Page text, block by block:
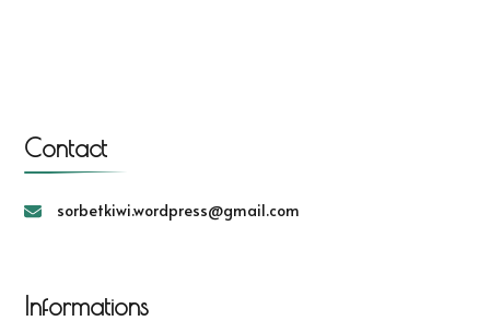
Contact
sorbetkiwi.wordpress@gmail.com
Informations